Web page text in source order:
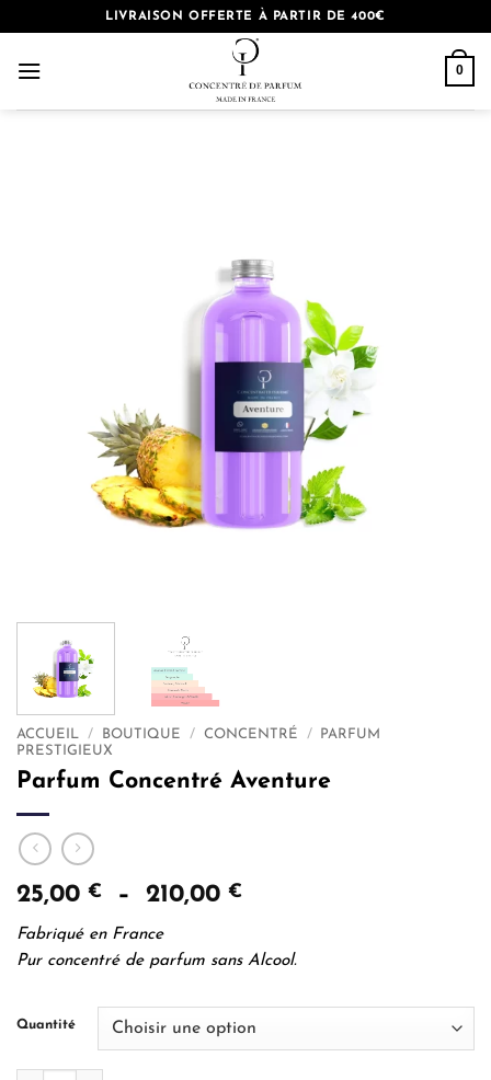
au
contenu
LIVRAISON OFFERTE À PARTIR DE 400€
0
ACCUEIL / BOUTIQUE / CONCENTRÉ /
PARFUM
PRESTIGIEUX
Parfum Concentré Aventure
25,00 € – 210,00 €Plage
25,00 €
210,00 €
Fabriqué en France
Pur concentré de parfum sans Alcool.
Quantité